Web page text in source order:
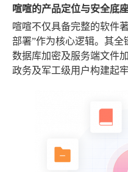
喧喧的产品定位与安全底
喧喧不仅具备完整的软件
部署”作为核心逻辑。其全
数据库加密及服务端文件
政务及军工级用户构建起